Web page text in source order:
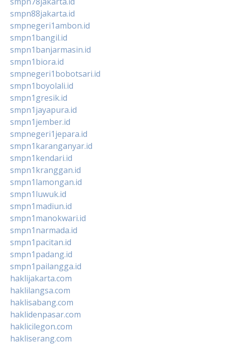
smpn88jakarta.id
smpnegeri1ambon.id
smpn1bangil.id
smpn1banjarmasin.id
smpn1biora.id
smpnegeri1bobotsari.id
smpn1boyolali.id
smpn1gresik.id
smpn1jayapura.id
smpn1jember.id
smpnegeri1jepara.id
smpn1karanganyar.id
smpn1kendari.id
smpn1kranggan.id
smpn1lamongan.id
smpn1luwuk.id
smpn1madiun.id
smpn1manokwari.id
smpn1narmada.id
smpn1pacitan.id
smpn1padang.id
smpn1pailangga.id
haklijakarta.com
haklilangsa.com
haklisabang.com
haklidenpasar.com
haklicilegon.com
hakliserang.com